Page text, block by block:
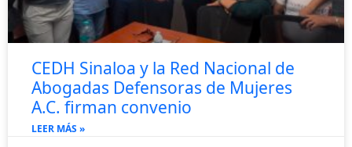
CEDH Sinaloa y la Red Nacional de
Abogadas Defensoras de Mujeres
A.C. firman convenio
LEER MÁS »